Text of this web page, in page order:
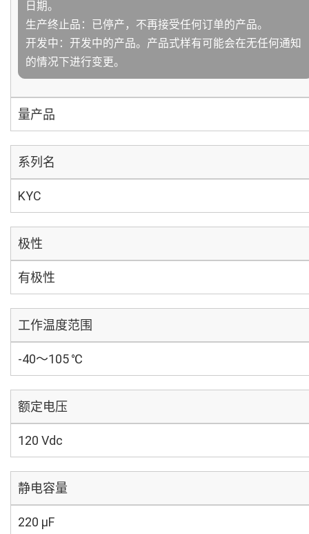
日期。
生产终止品：已停产，不再接受任何订单的产品。
开发中：开发中的产品。产品式样有可能会在无任何通知
的情况下进行变更。
量产品
系列名
KYC
极性
有极性
工作温度范围
-40～105 ℃
额定电压
120 Vdc
静电容量
220 µF